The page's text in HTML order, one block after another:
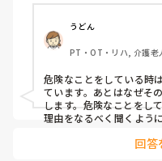
うどん
PT・OT・リハ, 介護老
危険なことをしている時
ています。あとはなぜそ
します。危険なことをし
理由をなるべく聞くよう
きますね」など…ありき
回答